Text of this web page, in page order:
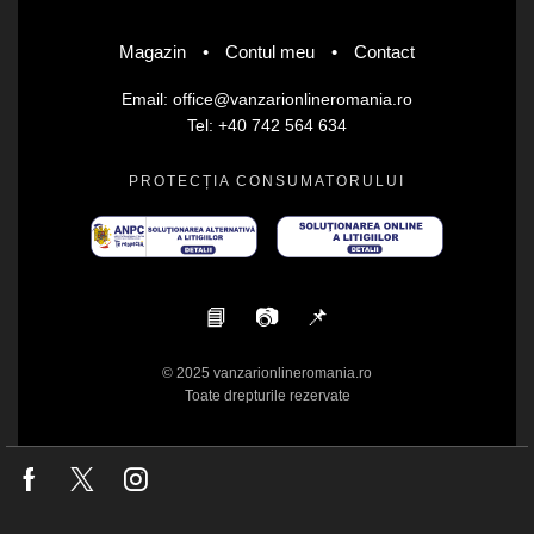
Magazin • Contul meu • Contact
Email: office@vanzarionlineromania.ro
Tel: +40 742 564 634
PROTECȚIA CONSUMATORULUI
📘 📷 📌
© 2025 vanzarionlineromania.ro
Toate drepturile rezervate
Facebook
Twitter